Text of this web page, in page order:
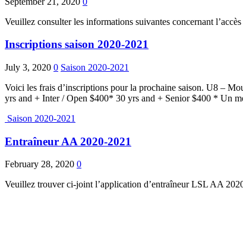
Veuillez consulter les informations suivantes concernant
Inscriptions saison 2020-2021
July 3, 2020 0 Saison 2020-2021
Voici les frais d’inscriptions pour la prochaine saison. U8 –
yrs and + Inter / Open $400* 30 yrs and + Senior $400 * Un
Saison 2020-2021
Entraîneur AA 2020-2021
February 28, 2020 0
Veuillez trouver ci-joint l’application d’entraîneur LSL AA